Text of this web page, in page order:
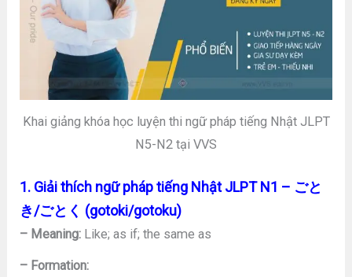
Khai giảng khóa học luyện thi ngữ pháp tiếng Nhật JLPT
N5-N2 tại VVS
1. Giải thích ngữ pháp tiếng Nhật JLPT N1 – ごと
き/ごとく (gotoki/gotoku)
– Meaning: Like; as if; the same as
– Formation: